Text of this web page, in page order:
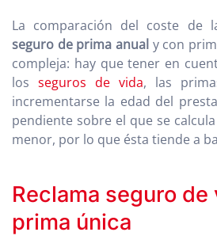
La comparación del coste de
seguro de prima anual y con
compleja: hay que tener en
los seguros de vida, las
incrementarse la edad del
pendiente sobre el que se
menor, por lo que ésta tiende a
Reclama seguro de
prima única